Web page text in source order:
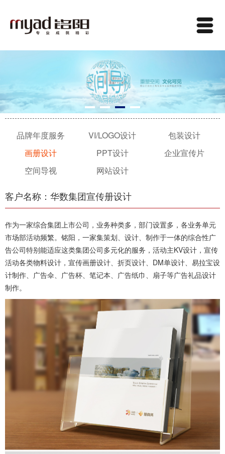
品牌年度服务 VI/LOGO设计
包装设计
画册设计
PPT设计
企业宣传片
空间导视
网站设计
客户名称：华数集团宣传册设计
作为一家综合集团上市公司，业务种类多，部门设置多，各业务单元
市场部活动频繁。铭阳，一家集策划、设计、制作于一体的综合性广
告公司特别能适应这类集团公司多元化的服务，活动主KV设计，宣传
活动各类物料设计，宣传画册设计、折页设计、DM单设计、易拉宝设
计制作、广告伞、广告杯、笔记本、广告纸巾、扇子等广告礼品设计
制作。